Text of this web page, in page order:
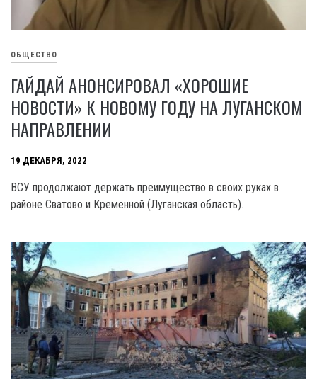
ОБЩЕСТВО
ГАЙДАЙ АНОНСИРОВАЛ «ХОРОШИЕ
НОВОСТИ» К НОВОМУ ГОДУ НА ЛУГАНСКОМ
НАПРАВЛЕНИИ
19 ДЕКАБРЯ, 2022
ВСУ продолжают держать преимущество в своих руках в
районе Сватово и Кременной (Луганская область).